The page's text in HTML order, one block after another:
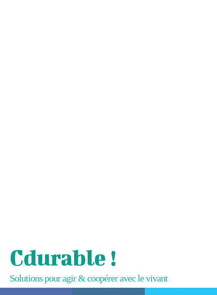
Cdurable !
Solutions pour agir & coopérer avec le vivant